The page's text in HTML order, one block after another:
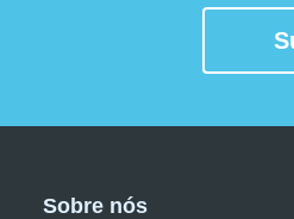
Sobre nós